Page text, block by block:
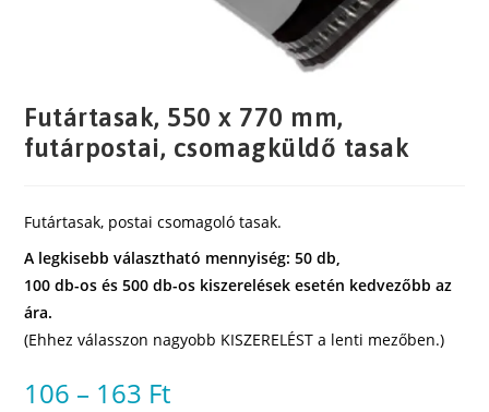
Futártasak, 550 x 770 mm,
futárpostai, csomagküldő tasak
Futártasak, postai csomagoló tasak.
A legkisebb választható mennyiség: 50 db,
100 db-os és 500 db-os kiszerelések esetén kedvezőbb az
ára.
(Ehhez válasszon nagyobb KISZERELÉST a lenti mezőben.)
106 – 163 Ft